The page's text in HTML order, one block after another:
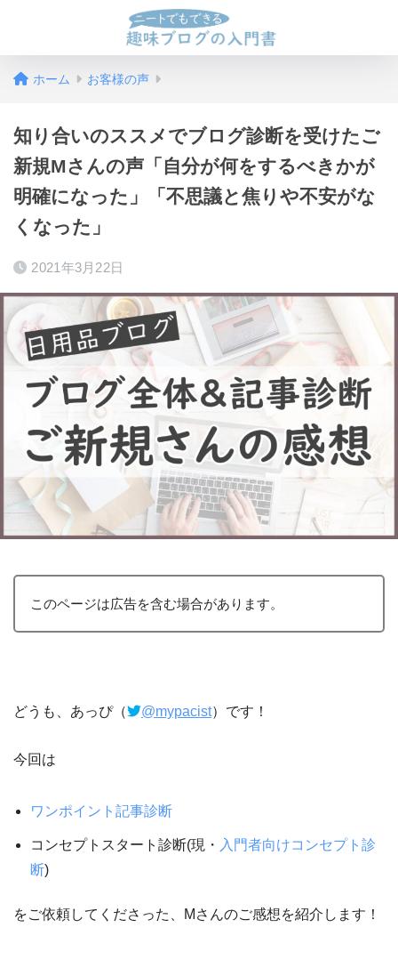
ホーム お客様の声
知り合いのススメでブログ診断を受けたご
新規Mさんの声「自分が何をするべきかが
明確になった」「不思議と焦りや不安がな
くなった」
2021年3月22日
このページは広告を含む場合があります。
どうも、あっぴ（ @mypacist）です！
今回は
ワンポイント記事診断
コンセプトスタート診断(現・ 入門者向けコンセプト診
断)
をご依頼してくださった、Mさんのご感想を紹介します！